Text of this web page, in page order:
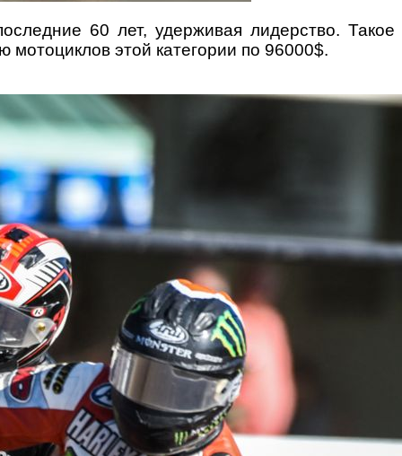
60 лет, удерживая лидерство. Такое
этой категории по 96000$.